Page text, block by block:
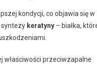
kondycji, co objawia się w
syntezy keratyny – białka,
właściwości przeciwzapalne